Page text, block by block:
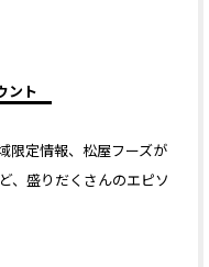
ント
限定情報、松屋フーズが
、盛りだくさんのエピソ